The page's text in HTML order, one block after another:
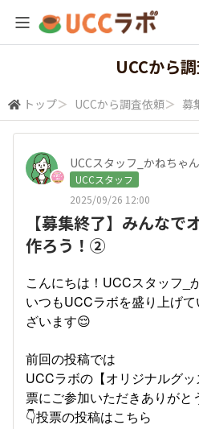
UCCから
トップ＞ UCCから調査依頼＞ 募
UCCスタッフ_かねちゃん
UCCスタッフ
2025/09/26 12:00
【募集終了】みんなで
作ろう！②
こんにちは！UCCスタッフ_
いつもUCCラボを盛り上げ
ざいます😌
前回の投稿では
UCCラボの【オリジナルグ
票にご参加いただきありがと
👇投票の投稿はこちら